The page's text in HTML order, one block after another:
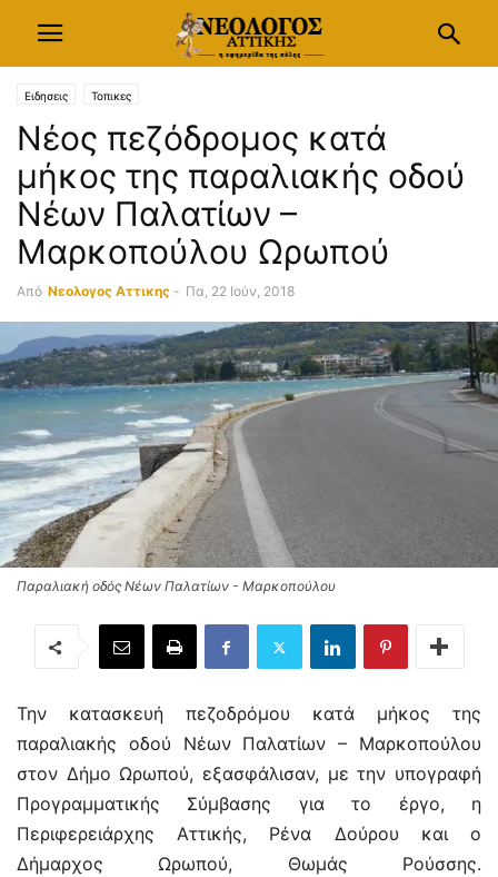
Ειδησεις Τοπικες
Νέος πεζόδρομος κατά
μήκος της παραλιακής οδού
Νέων Παλατίων –
Μαρκοπούλου Ωρωπού
Από Νεολογος Αττικης - Πα, 22 Ιούν, 2018
Παραλιακή οδός Νέων Παλατίων - Μαρκοπούλου
Την κατασκευή πεζοδρόμου κατά μήκος της
παραλιακής οδού Νέων Παλατίων – Μαρκοπούλου
στον Δήμο Ωρωπού, εξασφάλισαν, με την υπογραφή
Προγραμματικής Σύμβασης για το έργο, η
Περιφερειάρχης Αττικής, Ρένα Δούρου και ο
Δήμαρχος Ωρωπού, Θωμάς Ρούσσης.